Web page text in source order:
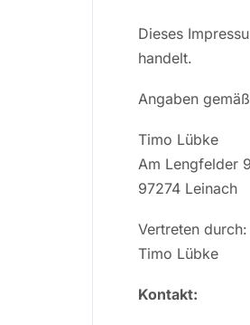
Dieses
handelt.
Angaben
Timo Lübke
Am Lengfelder 9
97274 Leinach
Vertreten durch:
Timo Lübke
Kontakt: